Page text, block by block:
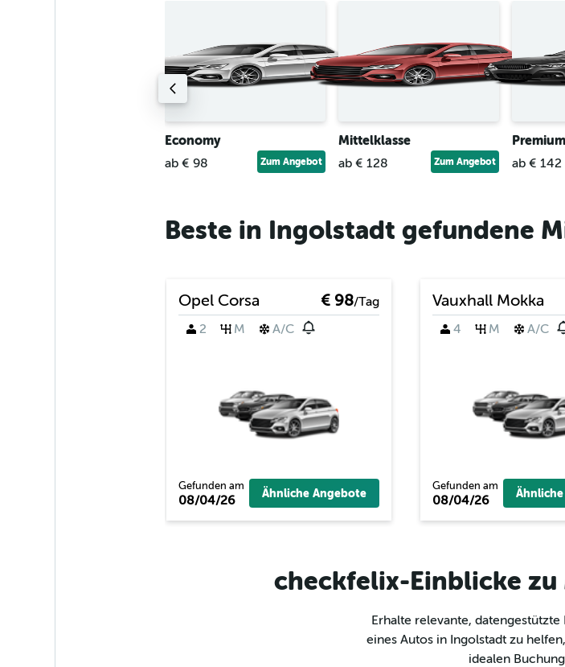
Economy
ab € 98 Zum Angebot
Mittelklasse
ab € 128 Zum Angebot
Premium
ab € 142
Beste in Ingolstadt gefundene
Opel Corsa € 98/Tag
2
M A/C
Gefunden am
08/04/26 Ähnliche Angebote
Vauxhall Mokka
4
M A/C
Gefunden am
08/04/26
checkfelix-Einblicke
Erhalte relevante,
eines Autos in Ingolstadt zu
idealen